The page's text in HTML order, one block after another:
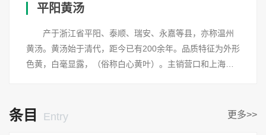
平阳黄汤
产于浙江省平阳、泰顺、瑞安、永嘉等县，亦称温州
黄汤。黄汤始于清代，距今已有200余年。品质特征为外形
色黄，白毫显露，（俗称白心黄叶）。主销营口和上海、
堆、初烘和闷烘五道工序。杀青时锅温为160℃左右，投叶
量1～1.25千克，要求杀匀杀透。
条目 Entry 更多>>